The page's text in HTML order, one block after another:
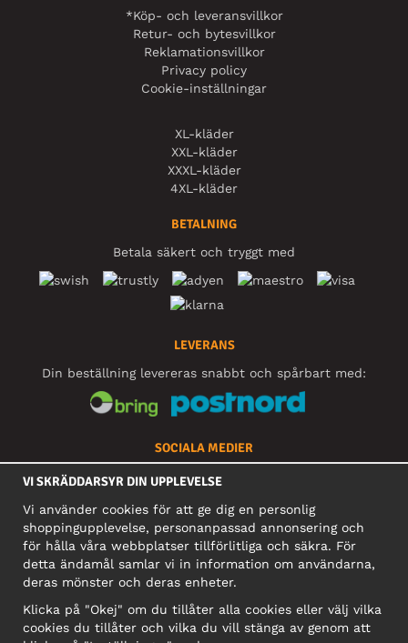
*Köp- och leveransvillkor
Retur- och bytesvillkor
Reklamationsvillkor
Privacy policy
Cookie-inställningar
XL-kläder
XXL-kläder
XXXL-kläder
4XL-kläder
BETALNING
Betala säkert och tryggt med
LEVERANS
Din beställning levereras snabbt och spårbart med:
SOCIALA MEDIER
FÖRETAG
Motley Denim Europe OÜ
Narva mnt 5, EE-10117 Tallinn
Org: 12356245, Momsnummer: SE502090048501
OBS! Skicka inte varureturer till denna adress!
VI SKRÄDDARSYR DIN UPPLEVELSE
Vi använder cookies för att ge dig en personlig
shoppingupplevelse, personanpassad annonsering och
för hålla våra webbplatser tillförlitliga och säkra. För
detta ändamål samlar vi in information om användarna,
deras mönster och deras enheter.
Klicka på "Okej" om du tillåter alla cookies eller välj vilka
cookies du tillåter och vilka du vill stänga av genom att